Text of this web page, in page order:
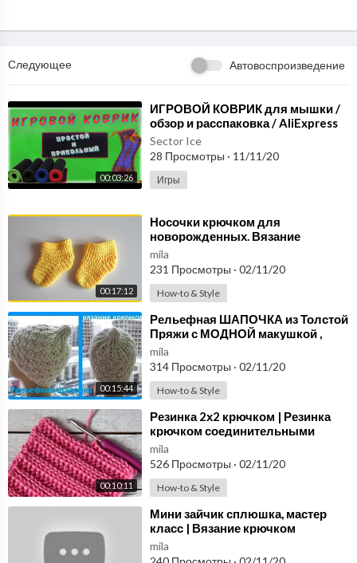
Следующее Автовоспроизведение
00:03:26
⁣ИГРОВОЙ КОВРИК для мышки /
обзор и расспаковка / AliExpress
Sector Ice
28 Просмотры · 11/11/20
Игры
00:17:12
⁣Носочки крючком для
новорожденных. Вязание
крючком / Crochet socks for
newborns
mila
231 Просмотры · 02/11/20
How-to & Style
00:15:44
⁣Рельефная ШАПОЧКА из Толстой
Пряжи с МОДНОЙ макушкой ,
вязание крючком(шапка № 167)
mila
314 Просмотры · 02/11/20
How-to & Style
00:10:11
⁣Резинка 2х2 крючком | Резинка
крючком соединительными
столбиками с накидом
mila
526 Просмотры · 02/11/20
How-to & Style
⁣Мини зайчик сплюшка, мастер
класс | Вязание крючком
mila